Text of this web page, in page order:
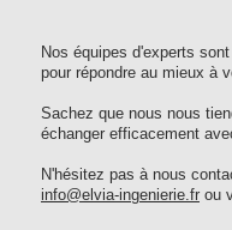
Nos équipes d'experts
pour répondre au mieux à
Sachez que nous nous
échanger efficacement
N'hésitez pas à nous
info@elvia-ingenierie.fr ou